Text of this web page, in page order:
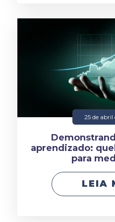
25 de
aprendizado:
para
LEIA